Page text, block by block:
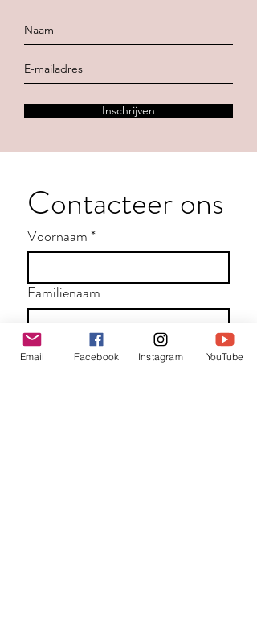
Inschrijven
Contacteer ons
Voornaam*
Familienaam
E-mail *
Email Facebook Instagram YouTube